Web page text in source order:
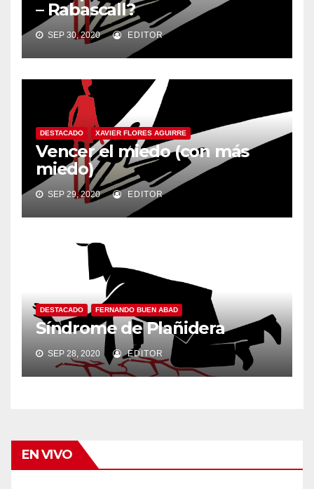
– Rabascall?
SEP 30, 2020 EDITOR
DESTACADO XAVIER FLORES AGUIRRE
Vencer el miedo (con más
miedo)
SEP 29, 2020 EDITOR
DESTACADO FERNANDO BUEN ABAD
Síndrome de Plañidera
SEP 28, 2020 EDITOR
EN VIVO